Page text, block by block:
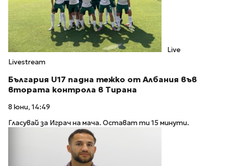
Live
Livestream
България U17 падна тежко от Албания във
втората контрола в Тирана
8 юни, 14:49
Гласувай за Играч на мача. Остават ти 15 минути.